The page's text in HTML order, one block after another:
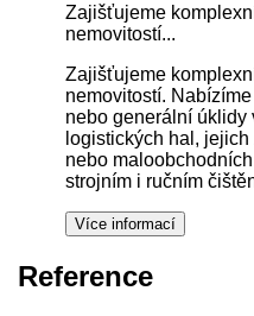
Zajišťujeme
nemovitostí...
Zajišťujeme
nemovitostí.
nebo generální úklidy
logistických hal,
nebo
strojním i ručním
Reference